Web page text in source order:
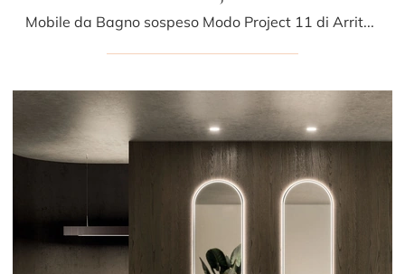
Mobile da Bagno sospeso Modo Project 11 di Arrital: clicca e ottieni informazioni su mobili bagno sospesi in laccato opaco e accessori della firma.